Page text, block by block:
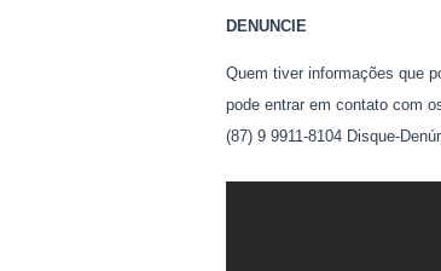
DENUNCIE
Quem tiver informações que
pode entrar em contato com
(87) 9 9911-8104 Disque-